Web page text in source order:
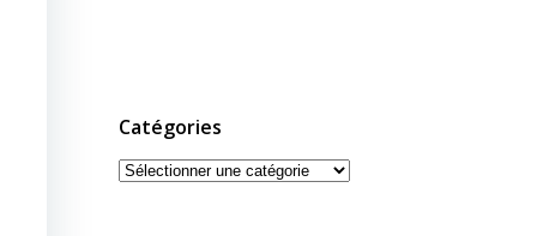
Catégories
Catégories